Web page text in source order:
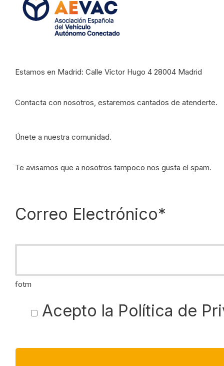
Estamos en Madrid: Calle Víctor Hugo 4 28004 Madrid
Contacta con nosotros, estaremos cantados de atenderte.
Únete a nuestra comunidad.
Te avisamos que a nosotros tampoco nos gusta el spam.
Correo Electrónico*
fotm
Acepto la Política de